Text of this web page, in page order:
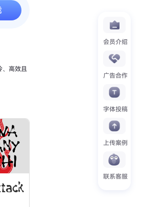
会员介绍
广告合作
字体投稿
上传案例
联系客服
、高效且